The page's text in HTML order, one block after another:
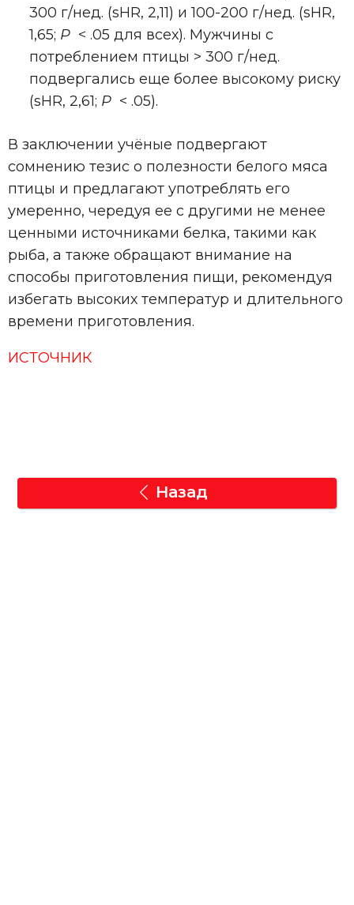
300 г/нед. (sHR, 2,11) и 100-200 г/нед. (sHR,
1,65; P < .05 для всех). Мужчины с
потреблением птицы > 300 г/нед.
подвергались еще более высокому риску
(sHR, 2,61; P < .05).
В заключении учёные подвергают
сомнению тезис о полезности белого мяса
птицы и предлагают употреблять его
умеренно, чередуя ее с другими не менее
ценными источниками белка, такими как
рыба, а также обращают внимание на
способы приготовления пищи, рекомендуя
избегать высоких температур и длительного
времени приготовления.
ИСТОЧНИК
Назад